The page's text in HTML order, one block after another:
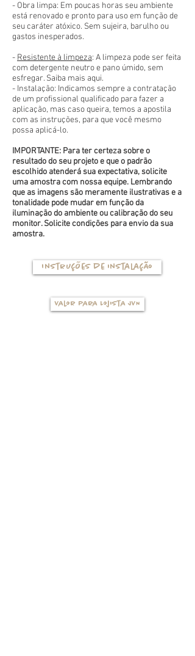
- Obra limpa: Em poucas horas seu ambiente
está renovado e pronto para uso em função de
seu caráter atóxico. Sem sujeira, barulho ou
gastos inesperados.
- Resistente à limpeza: A limpeza pode ser feita
com detergente neutro e pano úmido, sem
esfregar. Saiba mais aqui.
- Instalação: Indicamos sempre a contratação
de um profissional qualificado para fazer a
aplicação, mas caso queira, temos a apostila
com as instruções, para que você mesmo
possa aplicá-lo.
IMPORTANTE: Para ter certeza sobre o
resultado do seu projeto e que o padrão
escolhido atenderá sua expectativa, solicite
uma amostra com nossa equipe. Lembrando
que as imagens são meramente ilustrativas e a
tonalidade pode mudar em função da
iluminação do ambiente ou calibração do seu
monitor. Solicite condições para envio da sua
amostra.
Instruções de instalação
Valor para Lojista JVN